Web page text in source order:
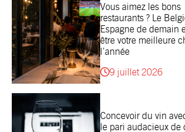
Vous aimez les bons
restaurants ? Le
Espagne de demain
être votre meilleure
l’année
9 juillet 2026
Concevoir du vin
le pari audacieux de